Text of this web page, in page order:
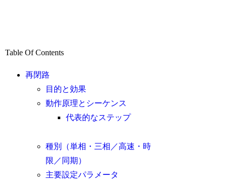
Table Of Contents
再閉路
目的と効果
動作原理とシーケンス
代表的なステップ
種別（単相・三相／高速・時
限／同期）
主要設定パラメータ